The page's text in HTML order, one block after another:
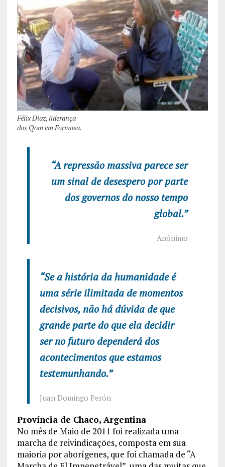
Félix Diaz, liderança
dos Qom em Formosa.
“A repressão massiva parece ser
um sinal de desespero por parte
dos governos do nosso tempo
global.”
Anónimo
“Se a história da humanidade é
uma série ilimitada de momentos
decisivos, não há dúvida de que
grande parte do que ela decidir
ser no futuro dependerá dos
acontecimentos que estamos
testemunhando.”
Juan Domingo Perón
Província de Chaco, Argentina
No mês de Maio de 2011 foi realizada uma
marcha de reivindicações, composta em sua
maioria por aborígenes, que foi chamada de “A